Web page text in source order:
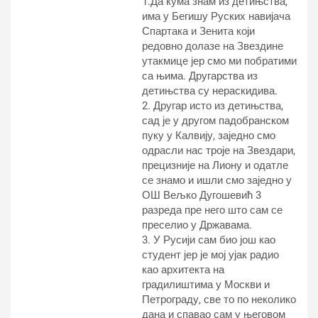
има у Бегишу Руских навијача
Спартака и Зенита који
редовно долазе на Звездине
утакмице јер смо ми побратими
са њима. Другарства из
детињства су нераскидива.
2. Другар исто из детињства,
сад је у другом падобранском
пуку у Калвију, заједно смо
одрасли нас троје на Звездари,
прецизније на Лиону и одатле
се знамо и ишли смо заједно у
ОШ Вељко Дугошевић 3
разреда пре него што сам се
преселио у Државама.
3. У Русији сам био још као
студент јер је мој ујак радио
као архитекта на
градилиштима у Москви и
Петрограду, све то по неколико
дана и спавао сам у његовом